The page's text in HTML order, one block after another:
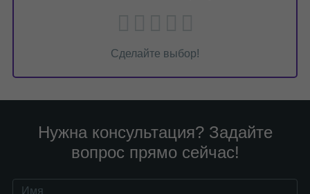
Сделайте выбор!
Нужна консультация? Задайте
вопрос прямо сейчас!